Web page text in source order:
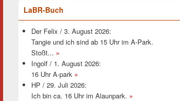
Sidebar
Widget
Area
LaBR-Buch
Der Felix / 3. August 2026:
Tangie und ich sind ab 15 Uhr im A-Park.
Stoßt... »
Ingolf / 1. August 2026:
16 Uhr A-park »
HP / 29. Juli 2026:
Ich bin ca. 16 Uhr im Alaunpark. »